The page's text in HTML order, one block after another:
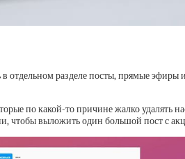
разделе посты, прямые эфиры
по какой-то причине жалко
чтобы выложить один большой пост с